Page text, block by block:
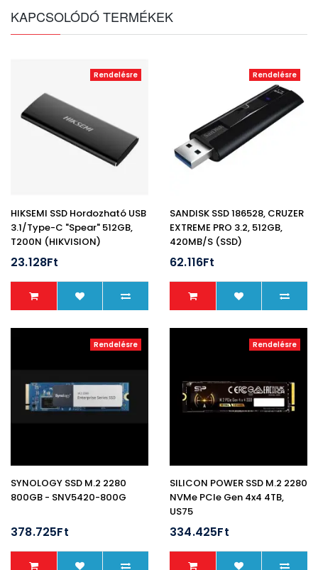
KAPCSOLÓDÓ TERMÉKEK
Rendelésre
HIKSEMI SSD Hordozható USB
3.1/Type-C "Spear" 512GB,
T200N (HIKVISION)
23.128Ft
Rendelésre
SANDISK SSD 186528, CRUZER
EXTREME PRO 3.2, 512GB,
420MB/S (SSD)
62.116Ft
Rendelésre
SYNOLOGY SSD M.2 2280
800GB - SNV5420-800G
378.725Ft
Rendelésre
SILICON POWER SSD M.2 2280
NVMe PCIe Gen 4x4 4TB,
US75
334.425Ft